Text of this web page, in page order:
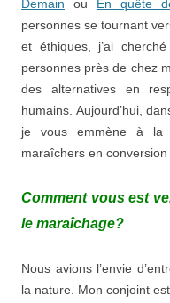
Demain ou En quête
personnes se tournant
et éthiques, j’ai
personnes près de chez
des alternatives en
humains. Aujourd’hui,
je vous emmène à la
maraîchers en
Comment vous est
le maraîchage?
Nous avions l’envie
la nature. Mon conjoint